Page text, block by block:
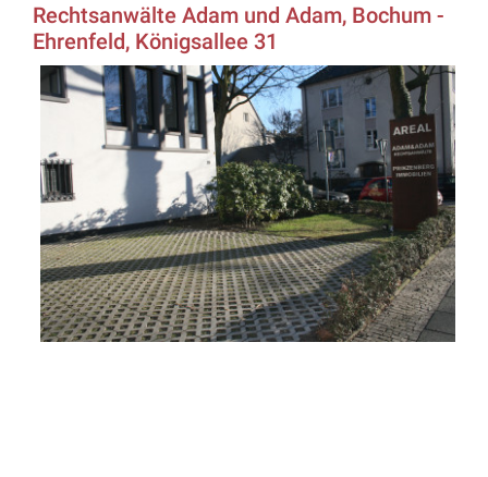
Rechtsanwälte Adam und Adam, Bochum -
Ehrenfeld, Königsallee 31